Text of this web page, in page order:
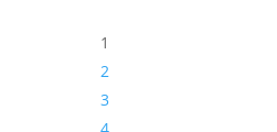
1
2
3
4